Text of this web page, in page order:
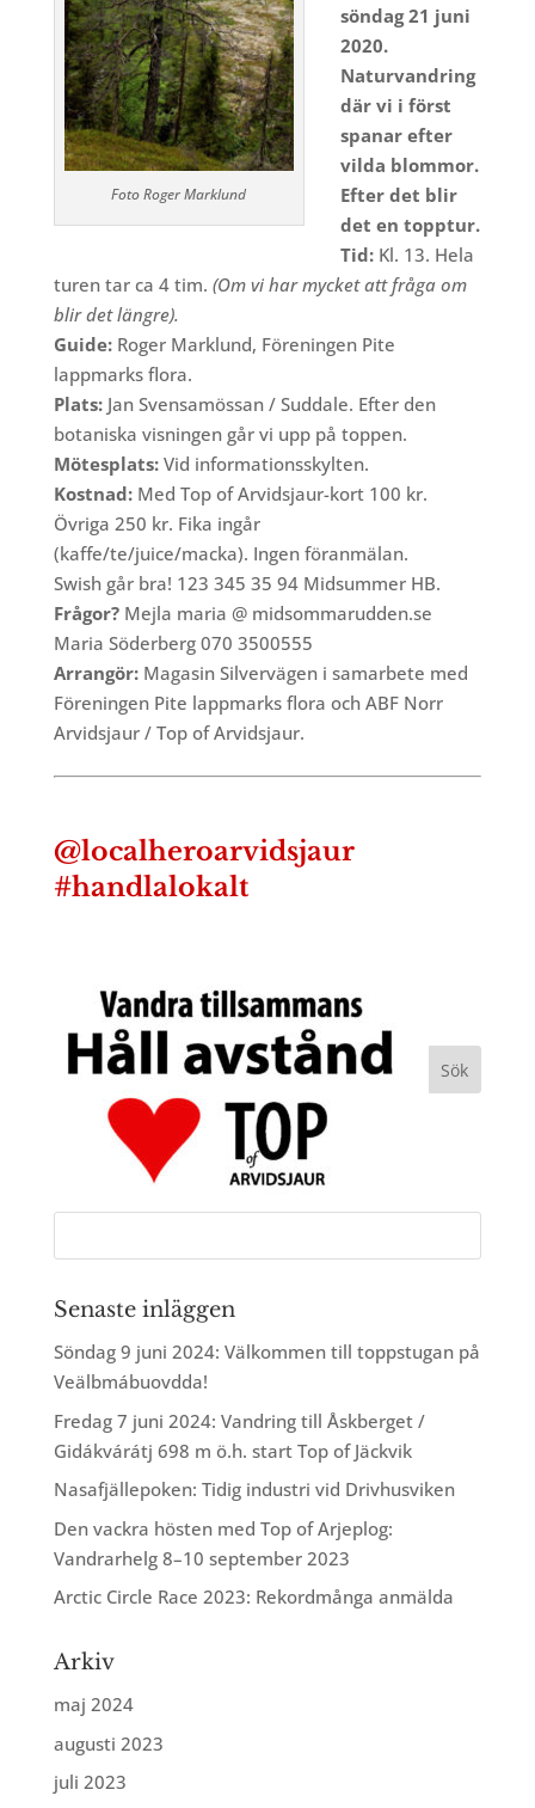
Foto Roger Marklund
söndag 21 juni
2020.
Naturvandring
där vi i först
spanar efter
vilda blommor.
Efter det blir
det en topptur.
Tid: Kl. 13. Hela
turen tar ca 4 tim. (Om vi har mycket att fråga om
blir det längre).
Guide:Roger Marklund, Föreningen Pite
lappmarks flora.
Plats:Jan Svensamössan / Suddale. Efter den
botaniska visningen går vi upp på toppen.
Mötesplats:Vid informationsskylten.
Kostnad: Med Top of Arvidsjaur-kort 100 kr.
Övriga 250 kr. Fika ingår
(kaffe/te/juice/macka). Ingen föranmälan.
Swish går bra! 123 345 35 94 Midsummer HB.
Frågor?Mejla maria @ midsommarudden.se
Maria Söderberg 070 3500555
Arrangör:Magasin Silvervägen i samarbete med
Föreningen Pite lappmarks flora och ABF Norr
Arvidsjaur / Top of Arvidsjaur.
@localheroarvidsjaur
#handlalokalt
Senaste inläggen
Söndag 9 juni 2024: Välkommen till toppstugan på
Veälbmábuovdda!
Fredag 7 juni 2024: Vandring till Åskberget /
Gidákvárátj 698 m ö.h. start Top of Jäckvik
Nasafjällepoken: Tidig industri vid Drivhusviken
Den vackra hösten med Top of Arjeplog:
Vandrarhelg 8–10 september 2023
Arctic Circle Race 2023: Rekordmånga anmälda
Arkiv
maj 2024
augusti 2023
juli 2023